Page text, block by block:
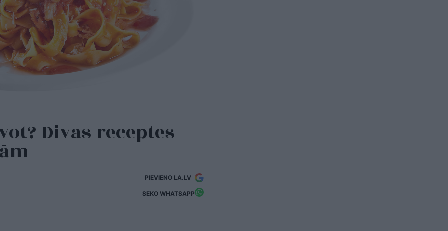
Divas receptes
PIEVIENO LA.LV
SEKO WHATSAPP